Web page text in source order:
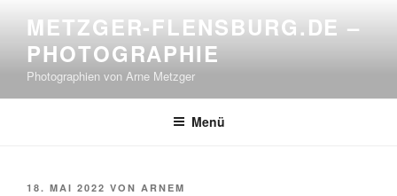
springen
METZGER-FLENSBURG.DE –
PHOTOGRAPHIE
Photographien von Arne Metzger
Menü
VERÖFFENTLICHT
18. MAI 2022 VON ARNEM